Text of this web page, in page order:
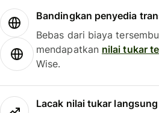
Bandingkan penyedia
Bebas dari biaya
mendapatkan nilai tukar
Wise.
Lacak nilai tukar langsung